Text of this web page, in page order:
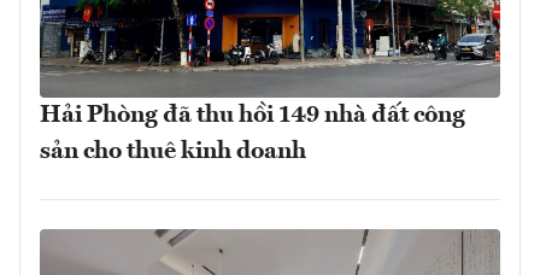
Hải Phòng đã thu hồi 149 nhà đất công
sản cho thuê kinh doanh